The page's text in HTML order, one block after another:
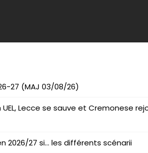
27 (MAJ 03/08/26)
Lecce se sauve et Cremonese
2026/27 si… les différents scénarii